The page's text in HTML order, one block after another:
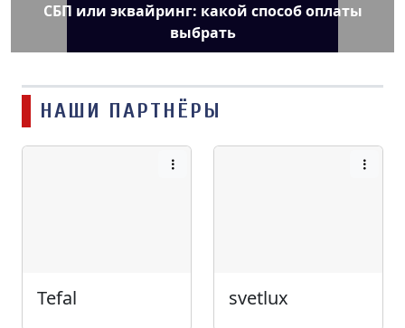
СБП или эквайринг: какой способ оплаты
выбрать
НАШИ ПАРТНЁРЫ
Tefal svetlux